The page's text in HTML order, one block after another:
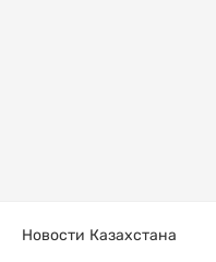
Новости Казахстана